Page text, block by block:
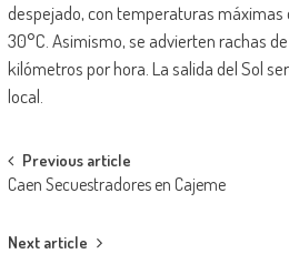
despejado, con temperaturas
30°C. Asimismo, se advierten rachas
kilómetros por hora. La salida del Sol
local.
Post
navigation
Previous article
Caen Secuestradores en Cajeme
Next article